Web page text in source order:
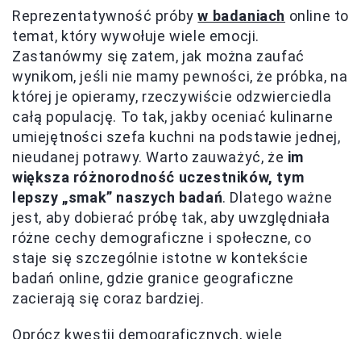
Reprezentatywność próbyw badaniach online to
temat, który wywołuje wiele emocji.
Zastanówmy się zatem, jak można zaufać
wynikom, jeśli nie mamy pewności, że próbka, na
której je opieramy, rzeczywiście odzwierciedla
całą populację. To tak, jakby oceniać kulinarne
umiejętności szefa kuchni na podstawie jednej,
nieudanej potrawy. Warto zauważyć, że im
większa różnorodność uczestników, tym
lepszy „smak” naszych badań. Dlatego ważne
jest, aby dobierać próbę tak, aby uwzględniała
różne cechy demograficzne i społeczne, co
staje się szczególnie istotne w kontekście
badań online, gdzie granice geograficzne
zacierają się coraz bardziej.
Oprócz kwestii demograficznych, wiele